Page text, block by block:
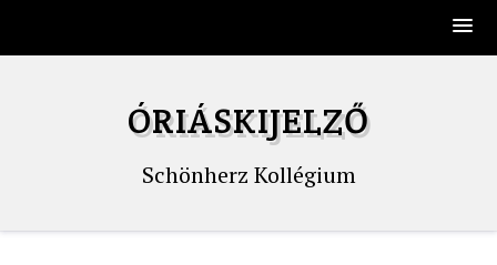
ÓRIÁSKIJELZŐ
Schönherz Kollégium